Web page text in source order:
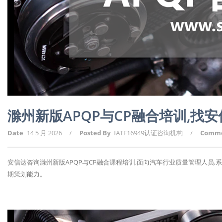
滁州新版APQP与CP融合培训,找
Date 14 5 月 2026 / Posted By IATF16949认证咨询机构 /
安信达咨询滁州新版APQP与CP融合课程培训,面向汽车行业质量管理人员
期策划能力。